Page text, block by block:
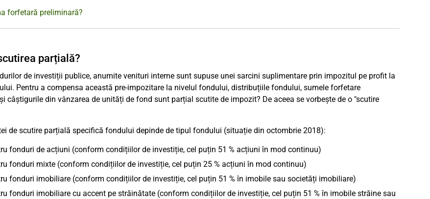
forfetară preliminară?
parțială?
de investiții publice, anumite venituri interne sunt supuse unei sarcini suplimentare prin impozitul pe profit la
Pentru a compensa această pre-impozitare la nivelul fondului, distribuțiile fondului, sumele forfetare
câștigurile din vânzarea de unități de fond sunt parțial scutite de impozit? De aceea se vorbește de o "scutire
de scutire parțială specifică fondului depinde de tipul fondului (situație din octombrie 2018):
fonduri de acțiuni (conform condițiilor de investiție, cel puțin 51 % acțiuni în mod continuu)
fonduri mixte (conform condițiilor de investiție, cel puțin 25 % acțiuni în mod continuu)
fonduri imobiliare (conform condițiilor de investiție, cel puțin 51 % în imobile sau societăți imobiliare)
fonduri imobiliare cu accent pe străinătate (conform condițiilor de investiție, cel puțin 51 % în imobile străine sau